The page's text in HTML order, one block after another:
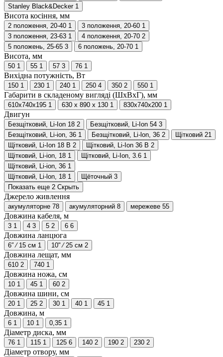
Stanley Black&Decker 1
Висота косіння, мм
2 положення, 20-40 1 3 положення, 20-60 1
3 положення, 23-63 1 4 положення, 20-70 2
5 положень, 25-65 3 6 положень, 20-70 1
Висота, мм
50 1 55 1 57 3 76 1
Вихідна потужність, Вт
150 1 230 1 240 1 250 4 350 2 550 1
Габарити в складеному вигляді (ШхВхГ), мм
610х740х195 1 630 x 890 x 130 1 830х740х200 1
Двигун
Безщітковий, Li-Ion 18 2 Безщітковий, Li-Ion 54 3
Безщітковий, Li-ion, 36 1 Безщітковий, Li-lon, 36 2 Щітковий 21
Щітковий, Li-Ion 18 В 2 Щітковий, Li-Ion 36 В 2
Щітковий, Li-ion, 18 1 Щітковий, Li-Ion, 3.6 1
Щітковий, Li-ion, 36 1
Щітковий, Li-lon, 18 1 Щёточный 3
Показать еще 2 Скрыть
Джерело живлення
акумуляторне 78 акумуляторний 8 мережеве 55
Довжина кабеля, м
3 1 4 3 5 2 6 6
Довжина ланцюга
6″ ⁄ 15 см 1 10" ⁄ 25 см 2
Довжина лещат, мм
610 2 740 1
Довжина ножа, см
10 1 45 1 60 2
Довжина шини, см
20 1 25 2 30 1 40 1 45 1
Довжина, м
6 1 10 1 0,35 1
Діаметр диска, мм
76 1 115 1 125 6 140 2 190 2 230 2
Діаметр отвору, мм